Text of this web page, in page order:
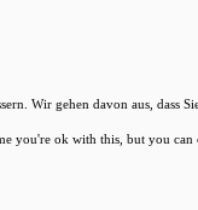
Wir gehen davon aus, dass
you're ok with this, but you